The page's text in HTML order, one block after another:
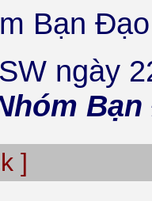
Bạn
ngày
]